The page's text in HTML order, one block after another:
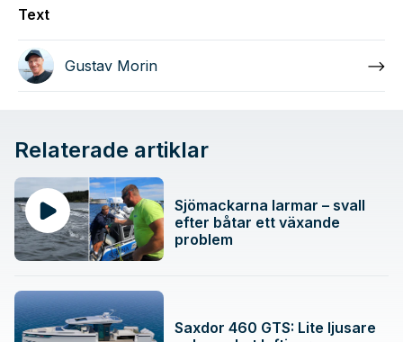
Text
Gustav Morin
Relaterade artiklar
Sjömackarna larmar – svall
efter båtar ett växande
problem
Saxdor 460 GTS: Lite ljusare